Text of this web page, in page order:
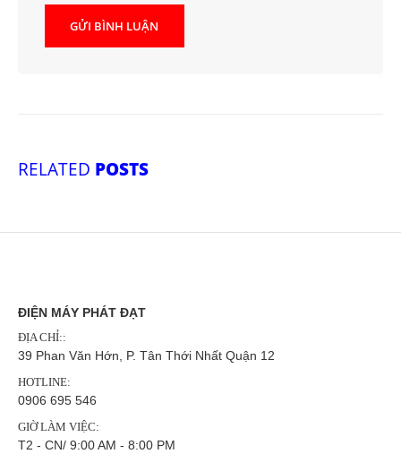
RELATED POSTS
ĐIỆN MÁY PHÁT ĐẠT
ĐỊA CHỈ::
39 Phan Văn Hớn, P. Tân Thới Nhất Quận 12
HOTLINE:
0906 695 546
GIỜ LÀM VIỆC:
T2 - CN/ 9:00 AM - 8:00 PM